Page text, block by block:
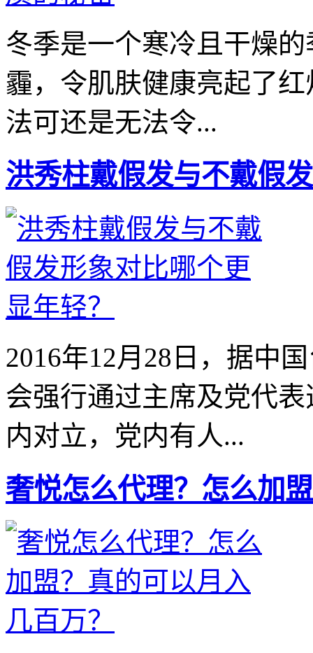
冬季是一个寒冷且干燥
霾，令肌肤健康亮起了
法可还是无法令...
洪秀柱戴假发与不戴假
2016年12月28日，据中
会强行通过主席及党代
内对立，党内有人...
奢悦怎么代理？怎么加